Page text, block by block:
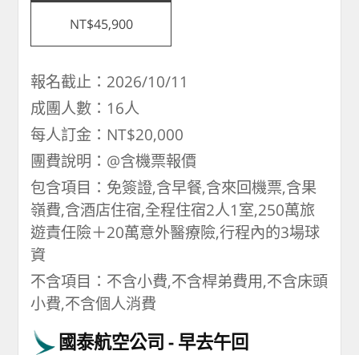
NT$45,900
報名截止：2026/10/11
成團人數：16人
每人訂金：NT$20,000
團費說明：@含機票報價
包含項目：免簽證,含早餐,含來回機票,含果
嶺費,含酒店住宿,全程住宿2人1室,250萬旅
遊責任險＋20萬意外醫療險,行程內的3場球
資
不含項目：不含小費,不含桿弟費用,不含床頭
小費,不含個人消費
國泰航空公司
早去午回